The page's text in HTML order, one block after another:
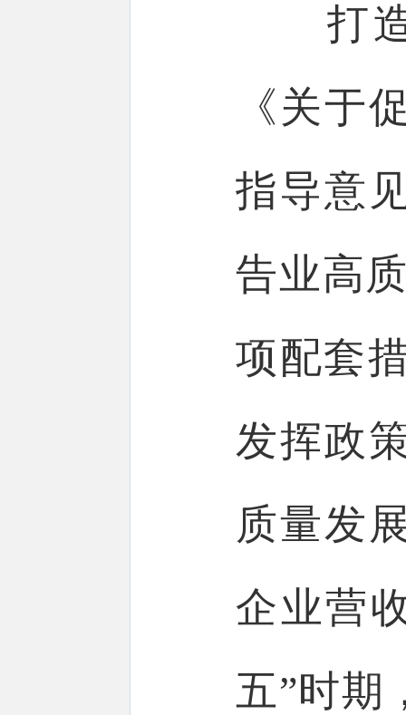
打造
《关于
指导意
告业高
项配套
发挥政
质量发
企业营
五”时期